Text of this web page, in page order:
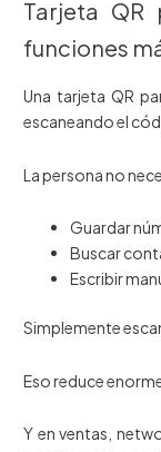
Tarjeta QR
funciones
Una tarjeta QR
escaneando el
La persona no
Guardar
Buscar
Escribir
Simplemente
Eso reduce
Y en ventas,